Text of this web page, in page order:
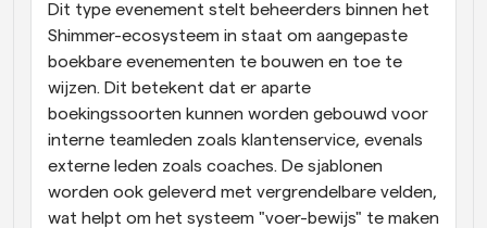
Dit type evenement stelt beheerders binnen het
Shimmer-ecosysteem in staat om aangepaste
boekbare evenementen te bouwen en toe te
wijzen. Dit betekent dat er aparte
boekingssoorten kunnen worden gebouwd voor
interne teamleden zoals klantenservice, evenals
externe leden zoals coaches. De sjablonen
worden ook geleverd met vergrendelbare velden,
wat helpt om het systeem "voer-bewijs" te maken